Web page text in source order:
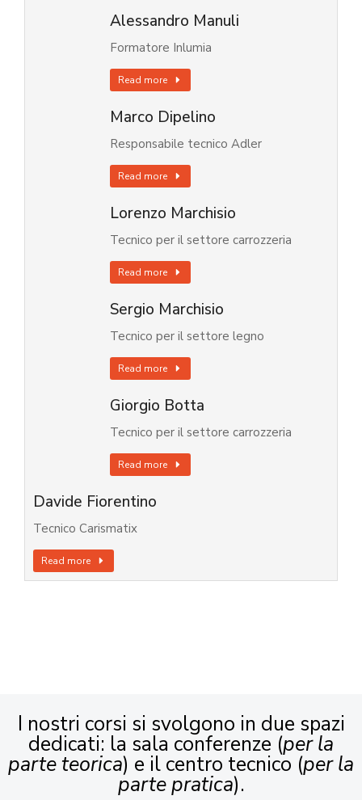
Alessandro Manuli
Formatore Inlumia
Read more
Marco Dipelino
Responsabile tecnico Adler
Read more
Lorenzo Marchisio
Tecnico per il settore carrozzeria
Read more
Sergio Marchisio
Tecnico per il settore legno
Read more
Giorgio Botta
Tecnico per il settore carrozzeria
Read more
Davide Fiorentino
Tecnico Carismatix
Read more
I nostri corsi si svolgono in due spazi
dedicati: la sala conferenze (per la
parte teorica) e il centro tecnico (per la
parte pratica).